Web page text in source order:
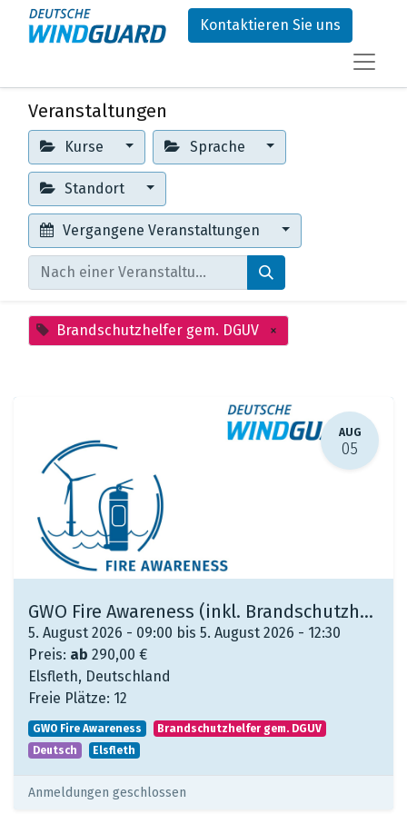
Kontaktieren Sie uns
Veranstaltungen
Kurse Sprache
Standort
Vergangene Veranstaltungen
Brandschutzhelfer gem. DGUV ×
AUG
05
GWO Fire Awareness (inkl. Brandschutzhelfer gem. DGUV)
5. August 2026 - 09:00 bis 5. August 2026 - 12:30
Preis: ab 290,00 €
Elsfleth, Deutschland
Freie Plätze: 12
GWO Fire Awareness
Brandschutzhelfer gem. DGUV
Deutsch
Elsfleth
Anmeldungen geschlossen